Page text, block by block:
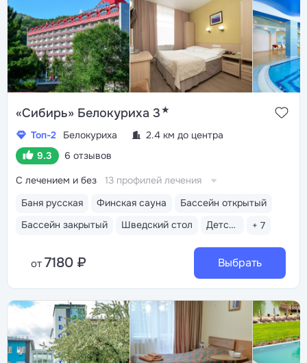
«Сибирь» Белокуриха 3★
Топ-2 Белокуриха
2.4 км до центра
9.3
6 отзывов
Баня русская Финская сауна
Бассейн открытый
Бассейн закрытый
Шведский стол Детская комната + 7
С лечением и без 13 профилей лечения
от 7180 ₽ Выбрать